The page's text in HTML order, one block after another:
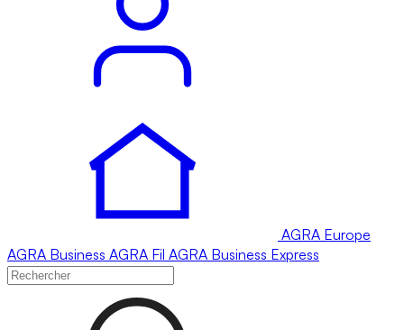
AGRA Europe
AGRA Business AGRA Fil AGRA Business Express